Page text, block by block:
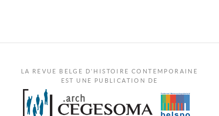
LA REVUE BELGE D'HISTOIRE CONTEMPORAINE
EST UNE PUBLICATION DE